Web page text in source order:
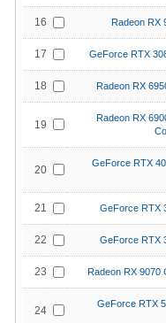
16 Radeon RX
17 GeForce RTX
18 Radeon RX
19
Radeon RX
20
GeForce RTX
21 GeForce RTX
22 GeForce RTX
23 Radeon RX 9070
24
GeForce RTX